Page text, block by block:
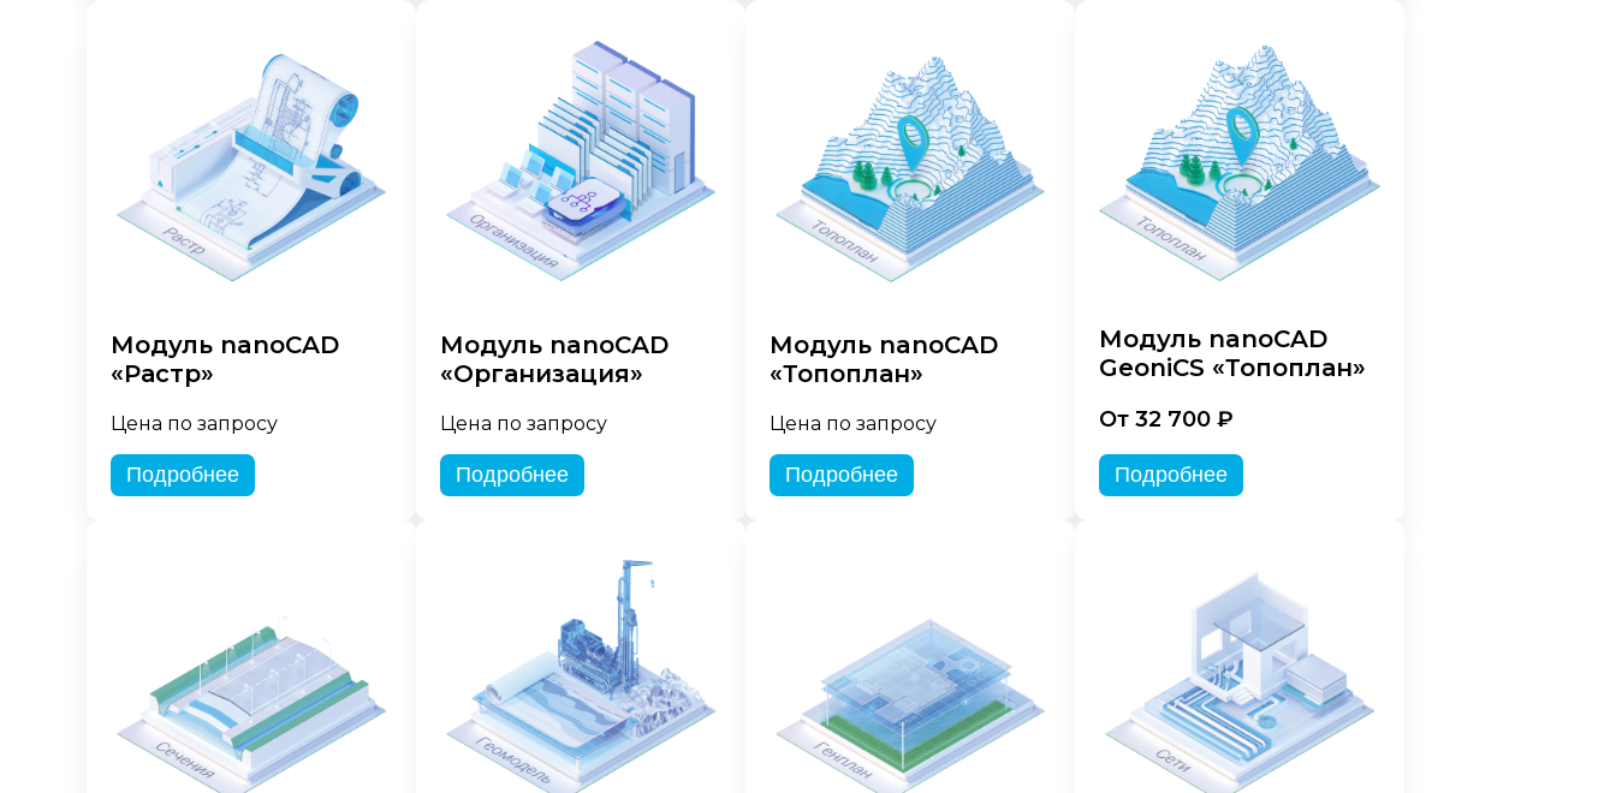
Модуль nanoCAD
«Растр»
Цена по запросу
Подробнее
Модуль nanoCAD
«Организация»
Цена по запросу
Подробнее
Модуль nanoCAD
«Топоплан»
Цена по запросу
Подробнее
Модуль nanoCAD
GeoniCS «Топоплан»
От 32 700 ₽
Подробнее